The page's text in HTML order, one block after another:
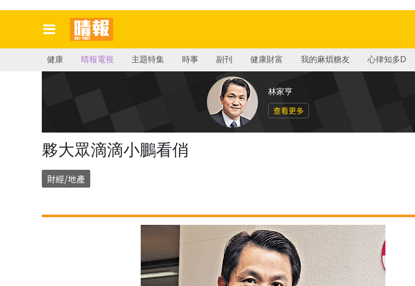
健康 晴報電視 主題特集 時事 副刊 健康財富 我的麻煩糖友 心律知多D
林家亨
查看更多
夥大眾滴滴小鵬看俏
財經/地產